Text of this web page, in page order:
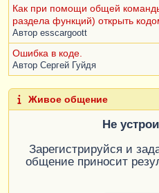
Как при помощи общей
раздела функций) открыть
Автор esscargoott
Ошибка в коде.
Автор Сергей Гуйдя
Живое общение
Не
Зарегистрируйся и
общение приносит